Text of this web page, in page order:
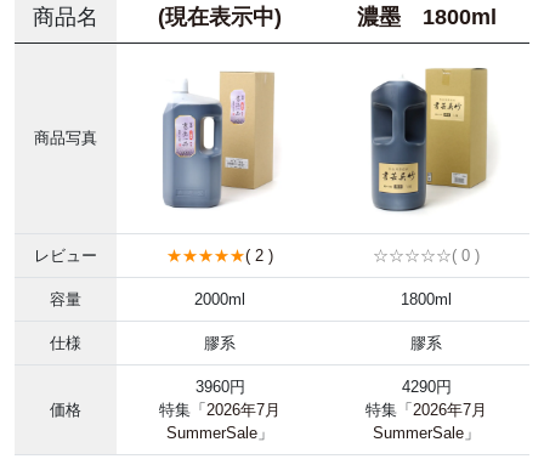
商品名
(現在表示中)
濃墨 1800ml
商品写真
レビュー ★★★★★( 2 ) ☆☆☆☆☆( 0 )
容量 2000ml 1800ml
仕様 膠系 膠系
価格
3960円
特集「 2026年7月
SummerSale 」
4290円
特集「 2026年7月
SummerSale 」